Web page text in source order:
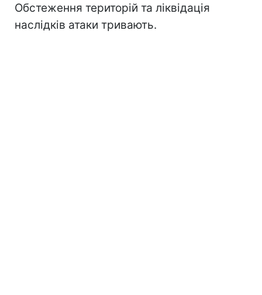
Обстеження територій та ліквідація
наслідків атаки тривають.